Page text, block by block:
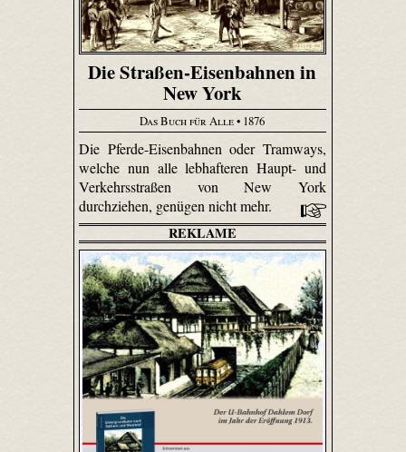
Die Straßen-Eisenbahnen in
New York
Das Buch für Alle• 1876
Die Pferde-Eisenbahnen oder Tramways,
welche nun alle lebhafteren Haupt- und
Verkehrsstraßen von New York
durchziehen, genügen nicht mehr.
REKLAME